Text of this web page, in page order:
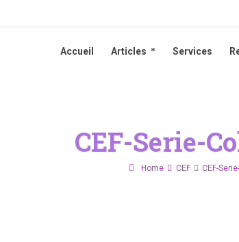
Accueil Articles Services
CEF-Serie-
Home CEF CEF-